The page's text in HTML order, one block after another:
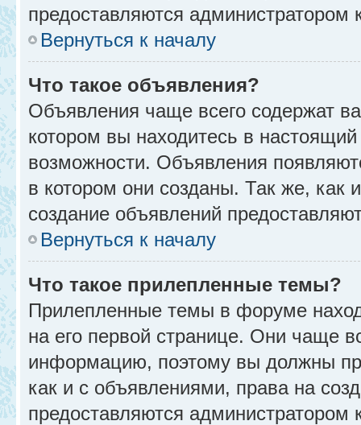
предоставляются администратором
Вернуться к началу
Что такое объявления?
Объявления чаще всего содержат
котором вы находитесь в
возможности. Объявления
в котором они созданы. Так же,
создание объявлений
Вернуться к началу
Что такое прилепленные темы?
Прилепленные темы в форуме
на его первой странице. Они чаще
информацию, поэтому вы должны
как и с объявлениями, права на
предоставляются администратором